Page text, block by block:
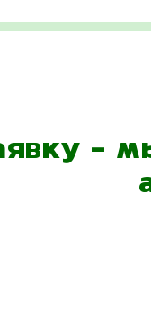
-